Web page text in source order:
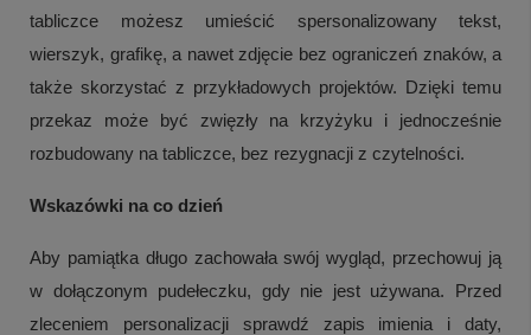
tabliczce możesz umieścić spersonalizowany tekst,
wierszyk, grafikę, a nawet zdjęcie bez ograniczeń znaków, a
także skorzystać z przykładowych projektów. Dzięki temu
przekaz może być zwięzły na krzyżyku i jednocześnie
rozbudowany na tabliczce, bez rezygnacji z czytelności.
Wskazówki na co dzień
Aby pamiątka długo zachowała swój wygląd, przechowuj ją
w dołączonym pudełeczku, gdy nie jest używana. Przed
zleceniem personalizacji sprawdź zapis imienia i daty,